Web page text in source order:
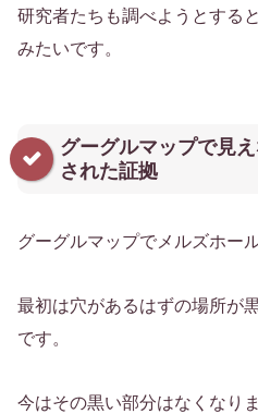
研究者たちも調べようとする
みたいです。
グーグルマップで見
された証拠
グーグルマップでメルズホー
最初は穴があるはずの場所が
です。
今はその黒い部分はなくなり